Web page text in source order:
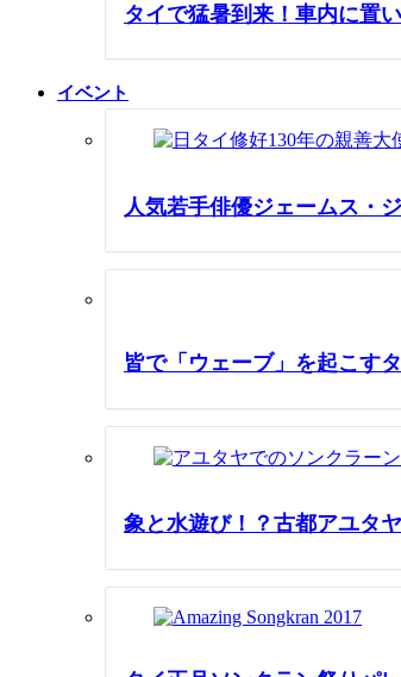
タイで猛暑到来！車内に置
イベント
人気若手俳優ジェームス・
皆で「ウェーブ」を起こす
象と水遊び！？古都アユタ